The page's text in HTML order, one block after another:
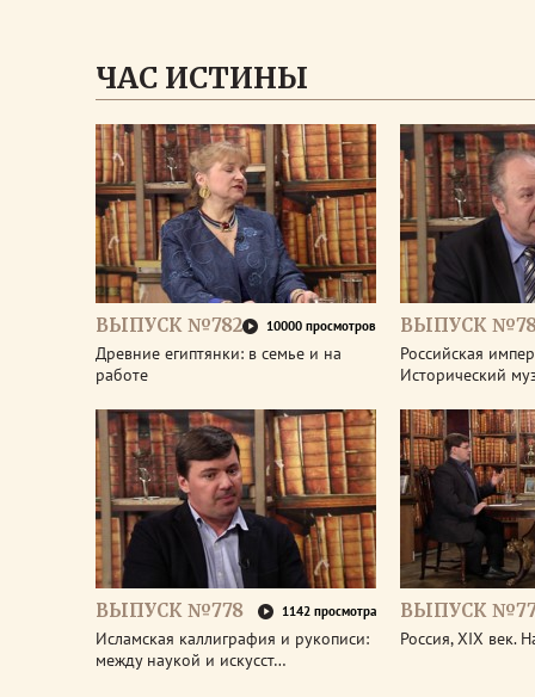
ЧАС ИСТИНЫ
ВЫПУСК №782 10000 просмотров
Древние египтянки: в семье и на
работе
ВЫПУСК
Российская
Исторический
ВЫПУСК №778 1142 просмотра
Исламская каллиграфия и рукописи:
между наукой и искусст…
ВЫПУСК
Россия, XIX век.